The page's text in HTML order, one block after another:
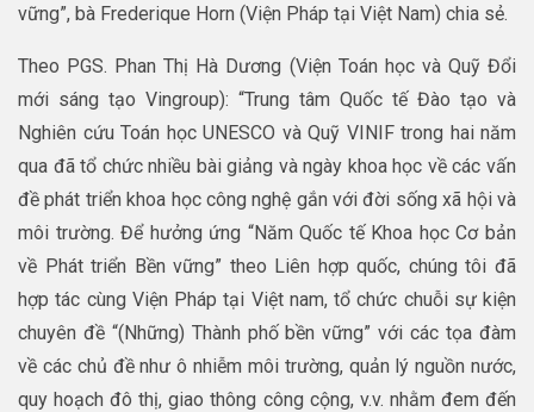
vững”, bà Frederique Horn (Viện Pháp tại Việt Nam) chia sẻ.
Theo PGS. Phan Thị Hà Dương (Viện Toán học và Quỹ Đổi
mới sáng tạo Vingroup): “Trung tâm Quốc tế Đào tạo và
Nghiên cứu Toán học UNESCO và Quỹ VINIF trong hai năm
qua đã tổ chức nhiều bài giảng và ngày khoa học về các vấn
đề phát triển khoa học công nghệ gắn với đời sống xã hội và
môi trường. Để hưởng ứng “Năm Quốc tế Khoa học Cơ bản
về Phát triển Bền vững” theo Liên hợp quốc, chúng tôi đã
hợp tác cùng Viện Pháp tại Việt nam, tổ chức chuỗi sự kiện
chuyên đề “(Những) Thành phố bền vững” với các tọa đàm
về các chủ đề như ô nhiễm môi trường, quản lý nguồn nước,
quy hoạch đô thị, giao thông công cộng, v.v. nhằm đem đến